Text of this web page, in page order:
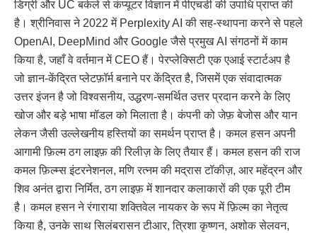
डिग्री और UC बर्कले से कंप्यूटर विज्ञान में पीएचडी की उपाधि प्राप्त की
है। श्रीनिवास ने 2022 में Perplexity AI की सह-स्थापना करने से पहले
OpenAI, DeepMind और Google जैसे प्रमुख AI संगठनों में काम
किया है, जहाँ वे वर्तमान में CEO हैं। पेरप्लेक्सिटी एक एआई स्टार्टअप है
जो ज्ञान-केंद्रित प्लेटफ़ॉर्म बनाने पर केंद्रित है, जिसमें एक संवादात्मक
उत्तर इंजन है जो विश्वसनीय, उद्धरण-समर्थित उत्तर प्रदान करने के लिए
खोज और बड़े भाषा मॉडल को मिलाता है। कंपनी को जेफ़ बेजोस और यान
लेकन जैसी उल्लेखनीय हस्तियों का समर्थन प्राप्त है। कमल हसन अपनी
आगामी फ़िल्म ठग लाइफ़ की रिलीज़ के लिए तैयार हैं। कमल हसन की राज
कमल फ़िल्म्स इंटरनेशनल, मणि रत्नम की मद्रास टॉकीज़, आर महेंद्रन और
शिव अनंत द्वारा निर्मित, ठग लाइफ़ में शानदार कलाकारों की एक पूरी टीम
है। कमल हसन ने रंगाराया शक्तिवेल नायकर के रूप में फ़िल्म का नेतृत्व
किया है, उनके साथ सिलंबरासन टीआर, त्रिशा कृष्णन, अशोक सेलवन,